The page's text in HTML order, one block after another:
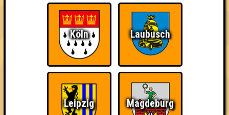
1. Mangolds Beste
15
1. Rieth Side Story
15 18
2. Denksport Divas
Köln Laubusch
Leipzig Magdeburg